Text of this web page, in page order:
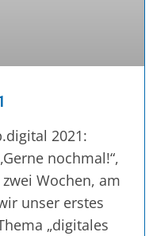
2021:
nochmal!“,
zwei Wochen, am
unser erstes
„digitales